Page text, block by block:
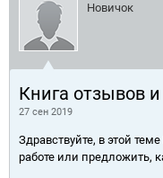
Новичок
Книга отзывов
27 сен 2019
Здравствуйте, в этой
работе или предложить,